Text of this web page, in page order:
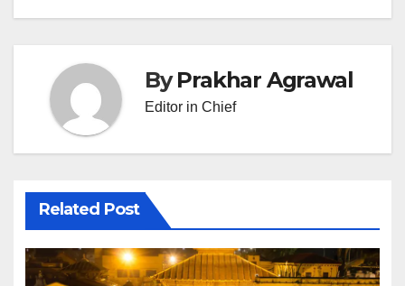
ByPrakhar Agrawal
Editor in Chief
Related Post